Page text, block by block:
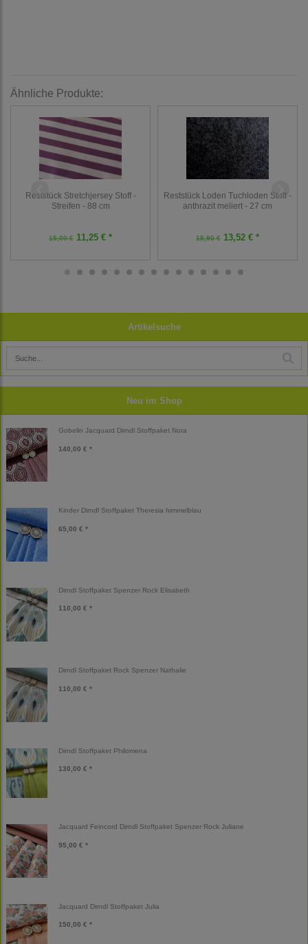
Artikelsuche
Neu im Shop
Gobelin Jacquard Dirndl Stoffpaket Nora
140,00 € *
Kinder Dirndl Stoffpaket Theresia himmelblau
65,00 € *
Dirndl Stoffpaket Spenzer Rock Elisabeth
110,00 € *
Dirndl Stoffpaket Rock Spenzer Nathalie
110,00 € *
Dirndl Stoffpaket Philomena
130,00 € *
Jacquard Feincord Dirndl Stoffpaket Spenzer Rock Juliane
95,00 € *
Jacquard Dirndl Stoffpaket Julia
150,00 € *
Ähnliche Produkte:
Reststück Stretchjersey Stoff -
Streifen - 88 cm
15,00 € 11,25 € *
Reststück Loden Tuchloden Stoff -
anthrazit meliert - 27 cm
15,90 € 13,52 € *